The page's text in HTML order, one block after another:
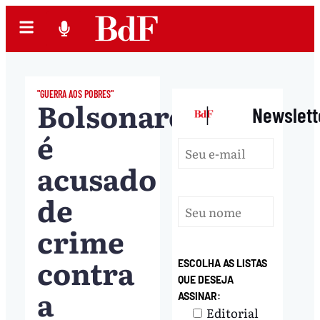
"GUERRA AOS POBRES"
Bolsonaro
é
acusado
de
crime
contra
a
|
ESCOLHA AS LISTAS
QUE DESEJA
ASSINAR:
Editorial